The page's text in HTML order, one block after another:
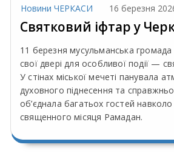
Новини ЧЕРКАСИ 16 березня
Святковий іфтар у
​11 березня мусульманська громада
свої двері для особливої події —
У стінах міської мечеті панувала
духовного піднесення та
об’єднала багатьох гостей навколо
священного місяця Рамадан.